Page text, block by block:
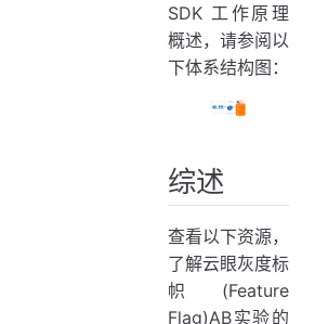
SDK 工作原理
概述，请参阅以
下体系结构图：
综述
查看以下资源，
了解云眼灰度标
帜(Feature
Flag)AB实验的